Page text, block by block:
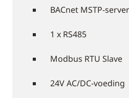
BACnet MSTP-server
1 x RS485
Modbus RTU Slave
24V AC/DC-voeding